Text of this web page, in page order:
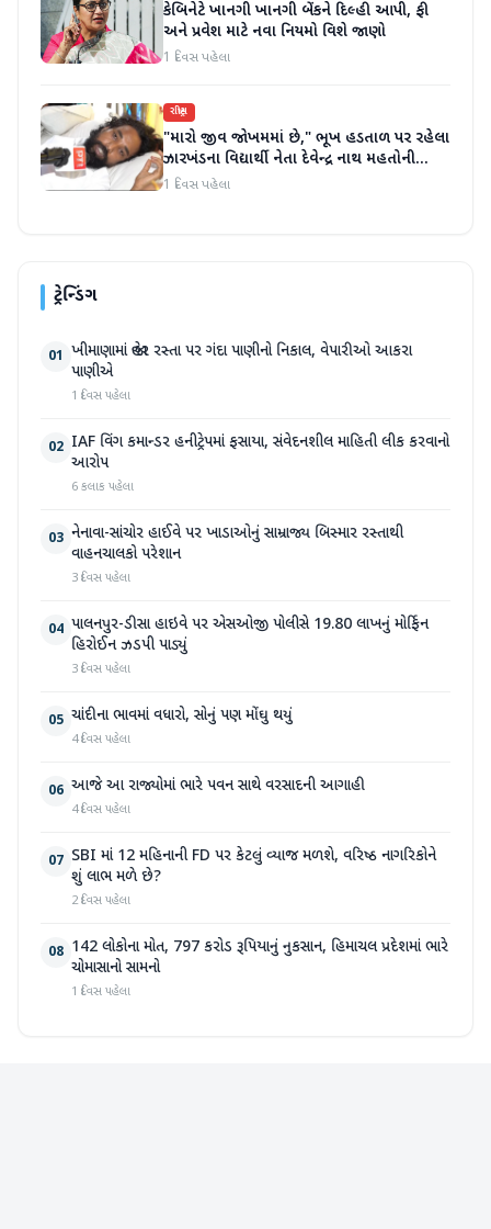
કેબિનેટે ખાનગી ખાનગી બેંકને દિલ્હી આપી, ફી
અને પ્રવેશ માટે નવા નિયમો વિશે જાણો
1 દિવસ પહેલા
રાષ્ટ્રીય
"મારો જીવ જોખમમાં છે," ભૂખ હડતાળ પર રહેલા
ઝારખંડના વિદ્યાર્થી નેતા દેવેન્દ્ર નાથ મહતોની
તબિયત ખરાબ
1 દિવસ પહેલા
ટ્રેન્ડિંગ
01 ખીમાણામાં જાહેર રસ્તા પર ગંદા પાણીનો નિકાલ, વેપારીઓ આકરા
પાણીએ
1 દિવસ પહેલા
02 IAF વિંગ કમાન્ડર હનીટ્રેપમાં ફસાયા, સંવેદનશીલ માહિતી લીક કરવાનો
આરોપ
6 કલાક પહેલા
03 નેનાવા-સાંચોર હાઈવે પર ખાડાઓનું સામ્રાજ્ય બિસ્માર રસ્તાથી
વાહનચાલકો પરેશાન
3 દિવસ પહેલા
04 પાલનપુર-ડીસા હાઇવે પર એસઓજી પોલીસે 19.80 લાખનું મોર્ફિન
હિરોઈન ઝડપી પાડ્યું
3 દિવસ પહેલા
05 ચાંદીના ભાવમાં વધારો, સોનું પણ મોંઘુ થયું
4 દિવસ પહેલા
06 આજે આ રાજ્યોમાં ભારે પવન સાથે વરસાદની આગાહી
4 દિવસ પહેલા
07 SBI માં 12 મહિનાની FD પર કેટલું વ્યાજ મળશે, વરિષ્ઠ નાગરિકોને
શું લાભ મળે છે?
2 દિવસ પહેલા
08 142 લોકોના મોત, 797 કરોડ રૂપિયાનું નુકસાન, હિમાચલ પ્રદેશમાં ભારે
ચોમાસાનો સામનો
1 દિવસ પહેલા